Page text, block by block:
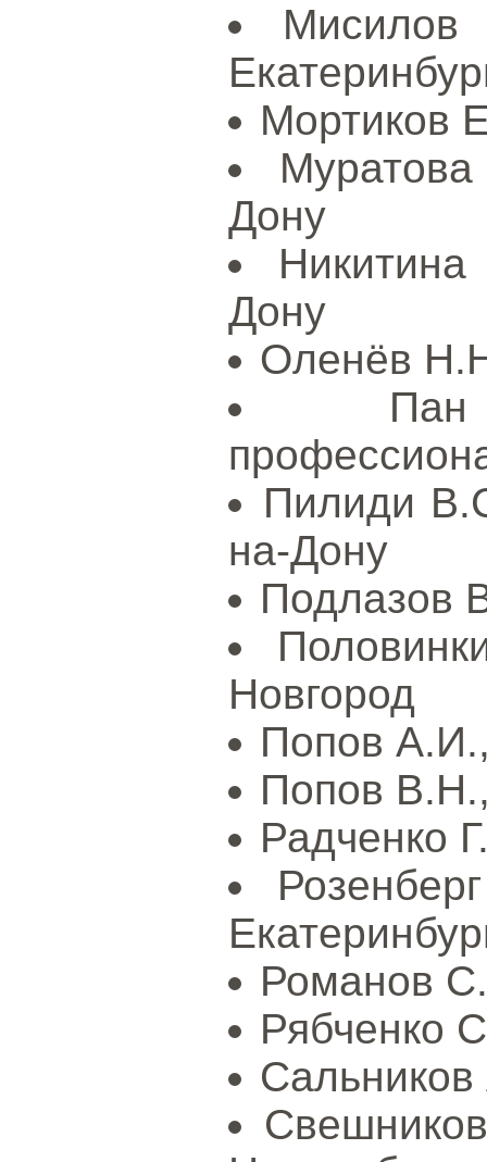
Мортиков
Дону
Дону
Оленёв
Пилиди
на-Дону
Подлазов
Новгород
Попов
Попов
Радченко
Романов
Рябченко